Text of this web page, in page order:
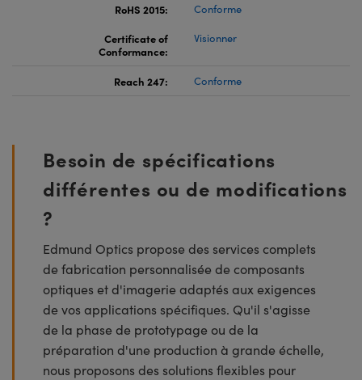
RoHS 2015:
Conforme
Certificate of
Conformance:
Visionner
Reach 247: Conforme
Besoin de spécifications
différentes ou de modifications
?
Edmund Optics propose des services complets
de fabrication personnalisée de composants
optiques et d'imagerie adaptés aux exigences
de vos applications spécifiques. Qu'il s'agisse
de la phase de prototypage ou de la
préparation d'une production à grande échelle,
nous proposons des solutions flexibles pour